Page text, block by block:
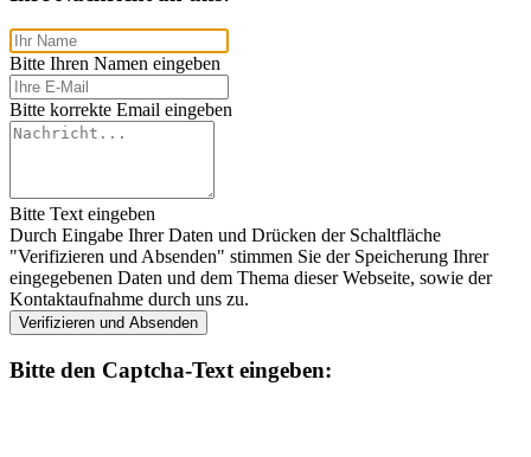
Bitte Ihren Namen eingeben
Bitte korrekte Email eingeben
Bitte Text eingeben
Durch Eingabe Ihrer Daten und Drücken der Schaltfläche
"Verifizieren und Absenden" stimmen Sie der Speicherung Ihrer
eingegebenen Daten und dem Thema dieser Webseite, sowie der
Kontaktaufnahme durch uns zu.
Verifizieren und Absenden
Bitte den Captcha-Text eingeben: